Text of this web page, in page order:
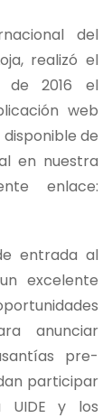
del
realizó el
de 2016 el
web
disponible de
en nuestra
enlace:
entrada al
excelente
anunciar
pre-
participar
UIDE y los